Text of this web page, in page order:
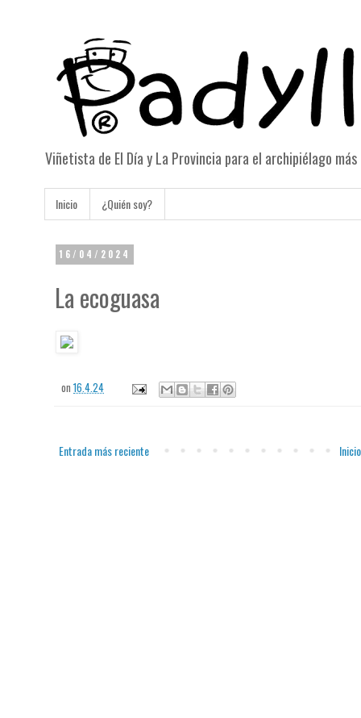
Viñetista de El Día y La Provincia para el archipiélago
Inicio ¿Quién soy?
16/04/2024
La ecoguasa
on16.4.24
Entrada más reciente Inicio